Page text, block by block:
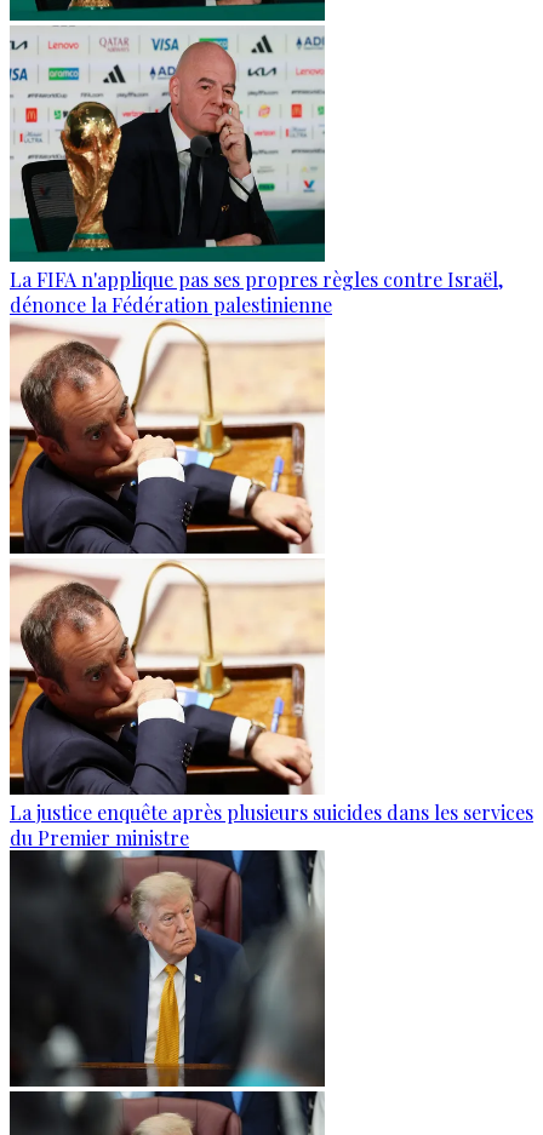
La FIFA n'applique pas ses propres règles contre Israël,
dénonce la Fédération palestinienne
La justice enquête après plusieurs suicides dans les services
du Premier ministre